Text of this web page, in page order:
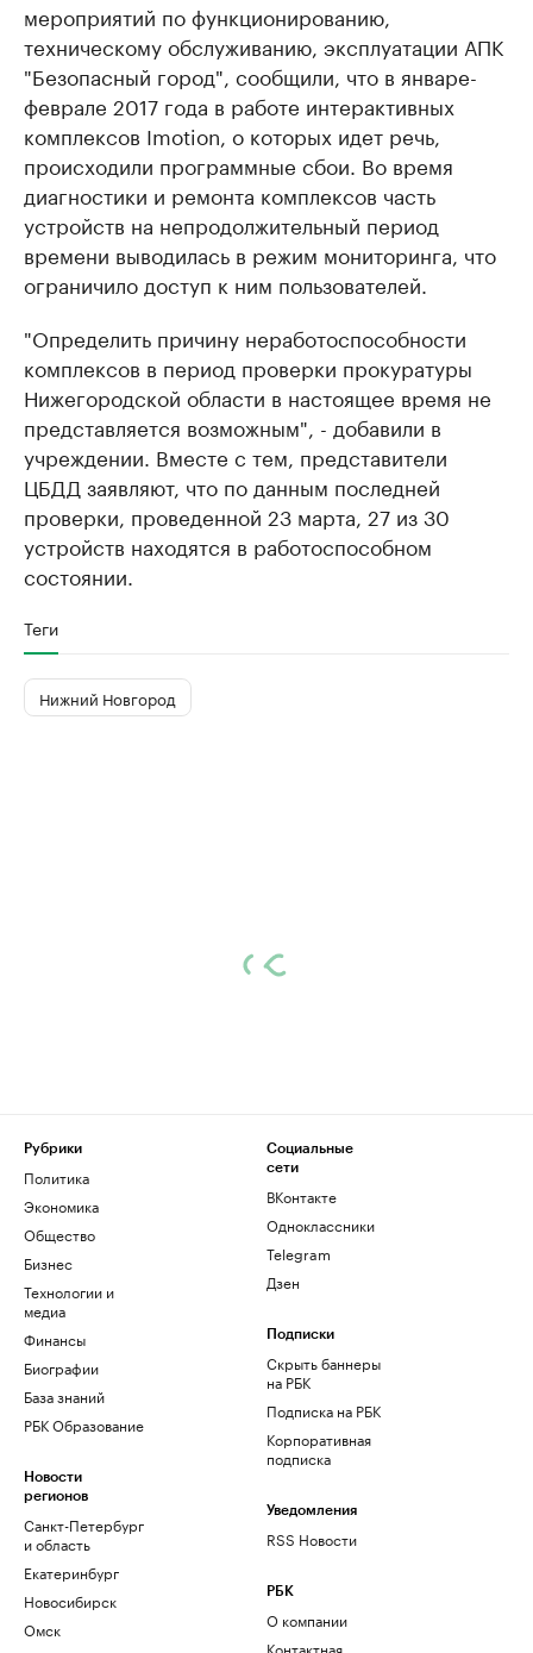
мероприятий по функционированию,
техническому обслуживанию, эксплуатации АПК
"Безопасный город", сообщили, что в январе-
феврале 2017 года в работе интерактивных
комплексов Imotion, о которых идет речь,
происходили программные сбои. Во время
диагностики и ремонта комплексов часть
устройств на непродолжительный период
времени выводилась в режим мониторинга, что
ограничило доступ к ним пользователей.
"Определить причину неработоспособности
комплексов в период проверки прокуратуры
Нижегородской области в настоящее время не
представляется возможным", - добавили в
учреждении. Вместе с тем, представители
ЦБДД заявляют, что по данным последней
проверки, проведенной 23 марта, 27 из 30
устройств находятся в работоспособном
состоянии.
Теги
Нижний Новгород
Рубрики
Политика
Экономика
Общество
Бизнес
Технологии и
медиа
Финансы
Биографии
База знаний
РБК Образование
Новости
регионов
Санкт-Петербург
и область
Екатеринбург
Новосибирск
Омск
Социальные
сети
ВКонтакте
Одноклассники
Telegram
Дзен
Подписки
Скрыть баннеры
на РБК
Подписка на РБК
Корпоративная
подписка
Уведомления
RSS Новости
РБК
О компании
Контактная